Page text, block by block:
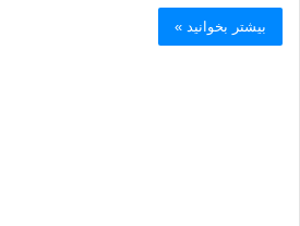
بیشتر بخوانید »